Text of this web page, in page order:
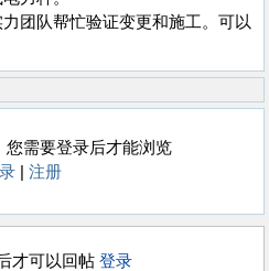
团队帮忙验证变更和施工。可以
您需要登录后才能浏览
注册
才可以回帖 登录